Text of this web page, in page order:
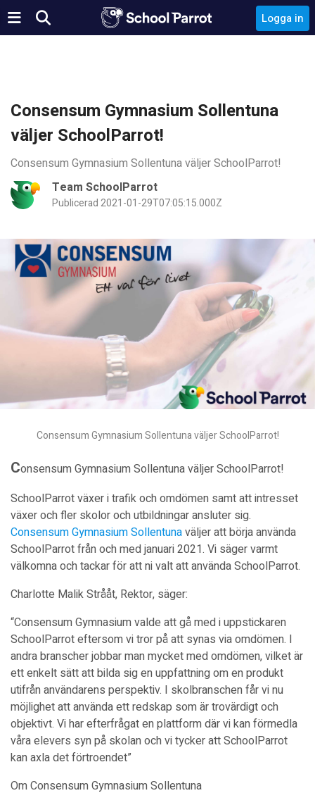
Logga in
Consensum Gymnasium Sollentuna
väljer SchoolParrot!
Consensum Gymnasium Sollentuna väljer SchoolParrot!
Team SchoolParrot
Publicerad 2021-01-29T07:05:15.000Z
Consensum Gymnasium Sollentuna väljer SchoolParrot!
Consensum Gymnasium Sollentuna väljer SchoolParrot!
SchoolParrot växer i trafik och omdömen samt att intresset
växer och fler skolor och utbildningar ansluter sig.
Consensum Gymnasium Sollentunaväljer att börja använda
SchoolParrot från och med januari 2021. Vi säger varmt
välkomna och tackar för att ni valt att använda SchoolParrot.
Charlotte Malik Strååt, Rektor, säger:
“Consensum Gymnasium valde att gå med i uppstickaren
SchoolParrot eftersom vi tror på att synas via omdömen. I
andra branscher jobbar man mycket med omdömen, vilket är
ett enkelt sätt att bilda sig en uppfattning om en produkt
utifrån användarens perspektiv. I skolbranschen får vi nu
möjlighet att använda ett redskap som är trovärdigt och
objektivt. Vi har efterfrågat en plattform där vi kan förmedla
våra elevers syn på skolan och vi tycker att SchoolParrot
kan axla det förtroendet”
Om Consensum Gymnasium Sollentuna